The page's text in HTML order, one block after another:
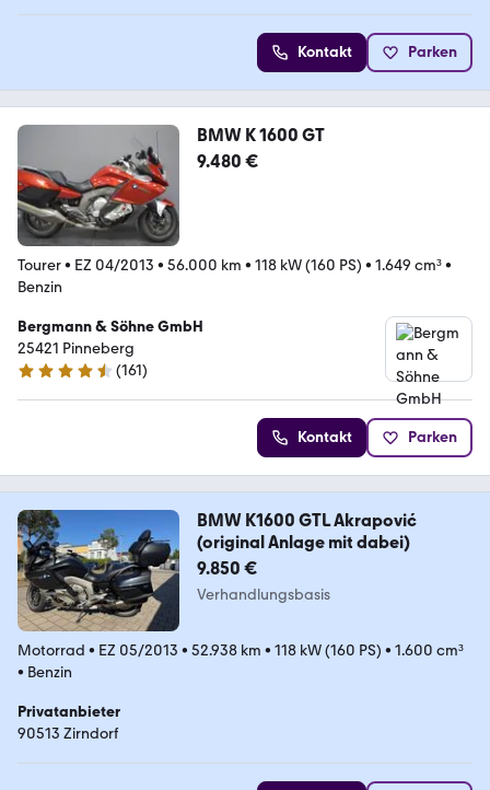
Kontakt Parken
BMW K 1600 GT
9.480 €
Tourer• EZ 04/2013 • 56.000 km • 118 kW (160 PS) • 1.649 cm³•
Benzin
Bergmann & Söhne GmbH
25421 Pinneberg
4.7 Sterne
(161)
Kontakt Parken
BMW K1600 GTL Akrapović
(original Anlage mit dabei)
9.850 €
Verhandlungsbasis
Motorrad • EZ 05/2013 • 52.938 km • 118 kW (160 PS) • 1.600 cm³
• Benzin
Privatanbieter
90513 Zirndorf